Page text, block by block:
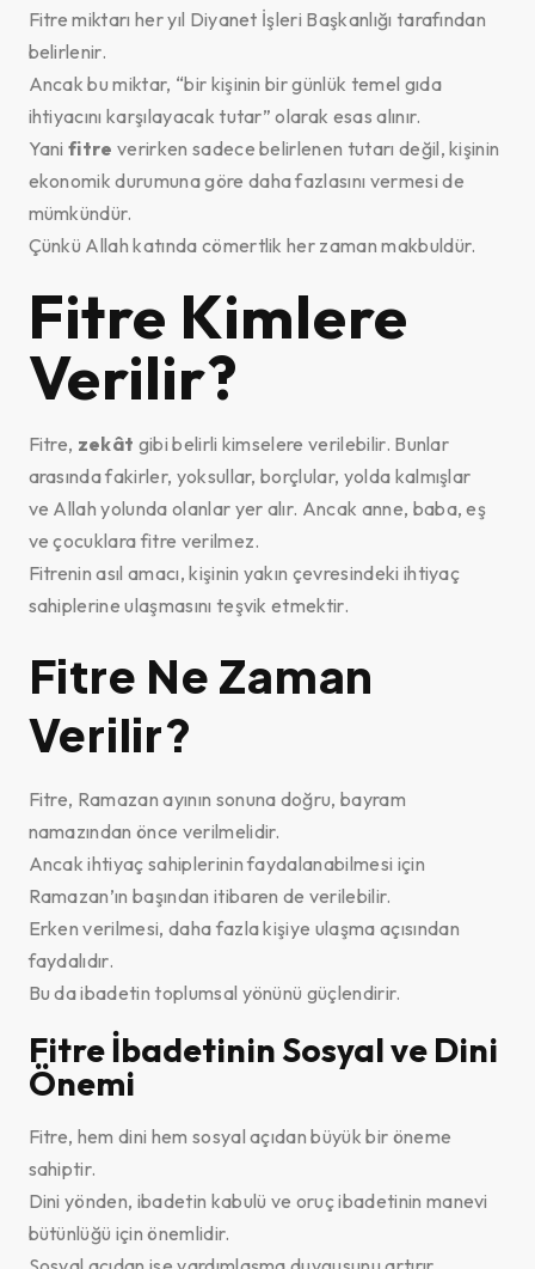
Fitre miktarı her yıl Diyanet İşleri Başkanlığı tarafından
belirlenir.
Ancak bu miktar, “bir kişinin bir günlük temel gıda
ihtiyacını karşılayacak tutar” olarak esas alınır.
Yanifitre verirken sadece belirlenen tutarı değil, kişinin
ekonomik durumuna göre daha fazlasını vermesi de
mümkündür.
Çünkü Allah katında cömertlik her zaman makbuldür.
Fitre Kimlere
Verilir?
Fitre, zekât gibi belirli kimselere verilebilir. Bunlar
arasında fakirler, yoksullar, borçlular, yolda kalmışlar
ve Allah yolunda olanlar yer alır. Ancak anne, baba, eş
ve çocuklara fitre verilmez.
Fitrenin asıl amacı, kişinin yakın çevresindeki ihtiyaç
sahiplerine ulaşmasını teşvik etmektir.
Fitre Ne Zaman
Verilir?
Fitre, Ramazan ayının sonuna doğru, bayram
namazından önce verilmelidir.
Ancak ihtiyaç sahiplerinin faydalanabilmesi için
Ramazan’ın başından itibaren de verilebilir.
Erken verilmesi, daha fazla kişiye ulaşma açısından
faydalıdır.
Bu da ibadetin toplumsal yönünü güçlendirir.
Fitre İbadetinin Sosyal ve Dini
Önemi
Fitre, hem dini hem sosyal açıdan büyük bir öneme
sahiptir.
Dini yönden, ibadetin kabulü ve oruç ibadetinin manevi
bütünlüğü için önemlidir.